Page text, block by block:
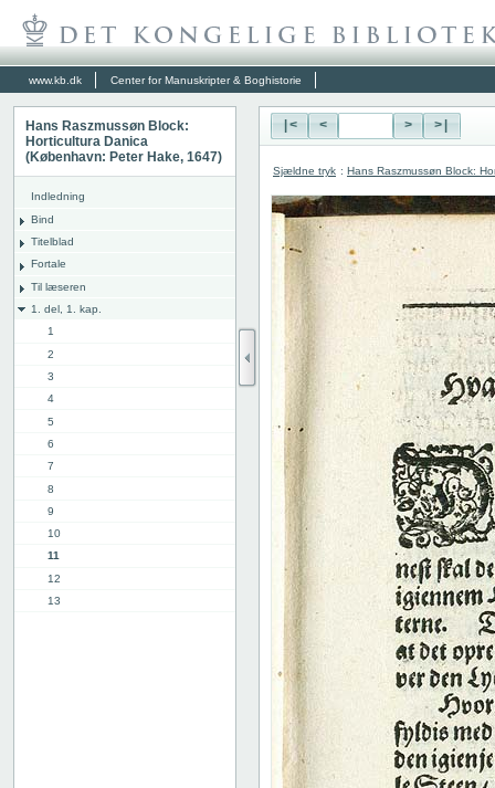
www.kb.dk Center for Manuskripter & Boghistorie
Hans Raszmussøn Block:
Horticultura Danica
(København: Peter Hake, 1647)
Indledning
Bind
Titelblad
Fortale
Til læseren
1. del, 1. kap.
1
2
3
4
5
6
7
8
9
10
11
12
13
|< < > >|
Sjældne tryk : Hans Raszmussøn Block: